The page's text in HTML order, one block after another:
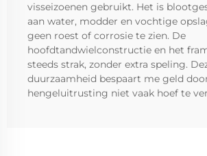
visseizoenen gebruikt. Het is
aan water, modder en vochtige
geen roest of corrosie te zien. De
hoofdtandwielconstructie en het
steeds strak, zonder extra speling.
duurzaamheid bespaart me geld
hengeluitrusting niet vaak hoef te